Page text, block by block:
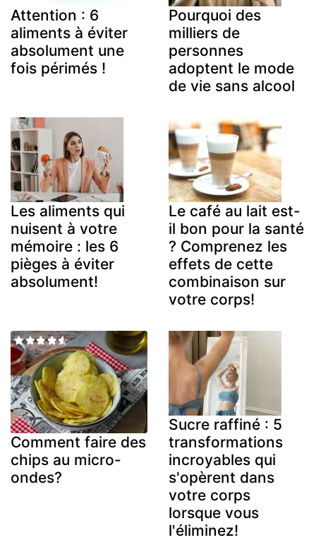
Attention : 6
aliments à éviter
absolument une
fois périmés !
Pourquoi des
milliers de
personnes
adoptent le mode
de vie sans alcool
Les aliments qui
nuisent à votre
mémoire : les 6
pièges à éviter
absolument!
Le café au lait est-
il bon pour la santé
? Comprenez les
effets de cette
combinaison sur
votre corps!
Comment faire des
chips au micro-
ondes?
Sucre raffiné : 5
transformations
incroyables qui
s'opèrent dans
votre corps
lorsque vous
l'éliminez!